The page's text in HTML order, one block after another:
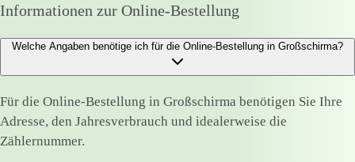
Informationen zur Online-Bestellung
Welche Angaben benötige ich für die Online-Bestellung in Großschirma?
Für die Online-Bestellung in Großschirma benötigen Sie Ihre
Adresse, den Jahresverbrauch und idealerweise die
Zählernummer.